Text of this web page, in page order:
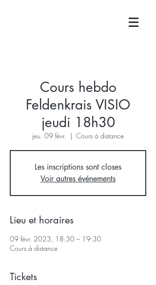
Cours hebdo
Feldenkrais VISIO
jeudi 18h30
jeu. 09 févr.
  |
Cours à distance
Les inscriptions sont closes
Voir autres événements
Lieu et horaires
09 févr. 2023, 18:30 – 19:30
Cours à distance
Tickets